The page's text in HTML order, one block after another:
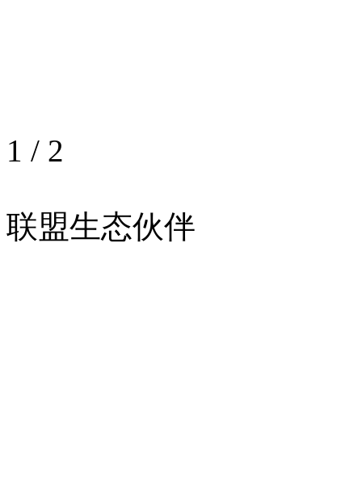
1 / 2
联盟生态伙伴